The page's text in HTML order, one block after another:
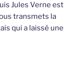
Jules Verne est
transmets la
qui a laissé une